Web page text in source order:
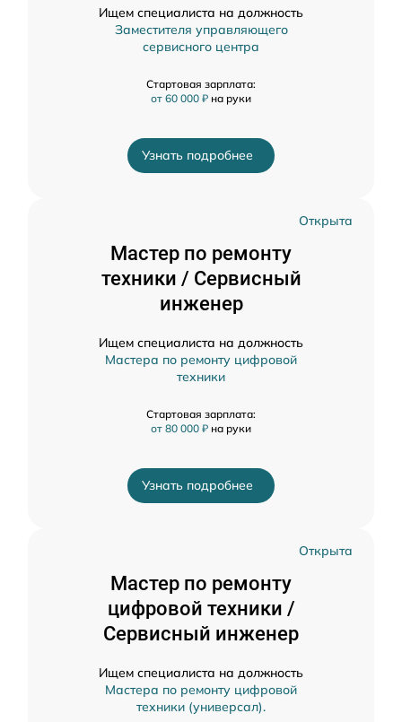
Ищем специалиста на должность
Заместителя управляющего
сервисного центра
Стартовая зарплата:
от 60 000 ₽ на руки
Узнать подробнее
Открыта
Мастер по ремонту
техники / Сервисный
инженер
Ищем специалиста на должность
Мастера по ремонту цифровой
техники
Стартовая зарплата:
от 80 000 ₽ на руки
Узнать подробнее
Открыта
Мастер по ремонту
цифровой техники /
Сервисный инженер
Ищем специалиста на должность
Мастера по ремонту цифровой
техники (универсал).